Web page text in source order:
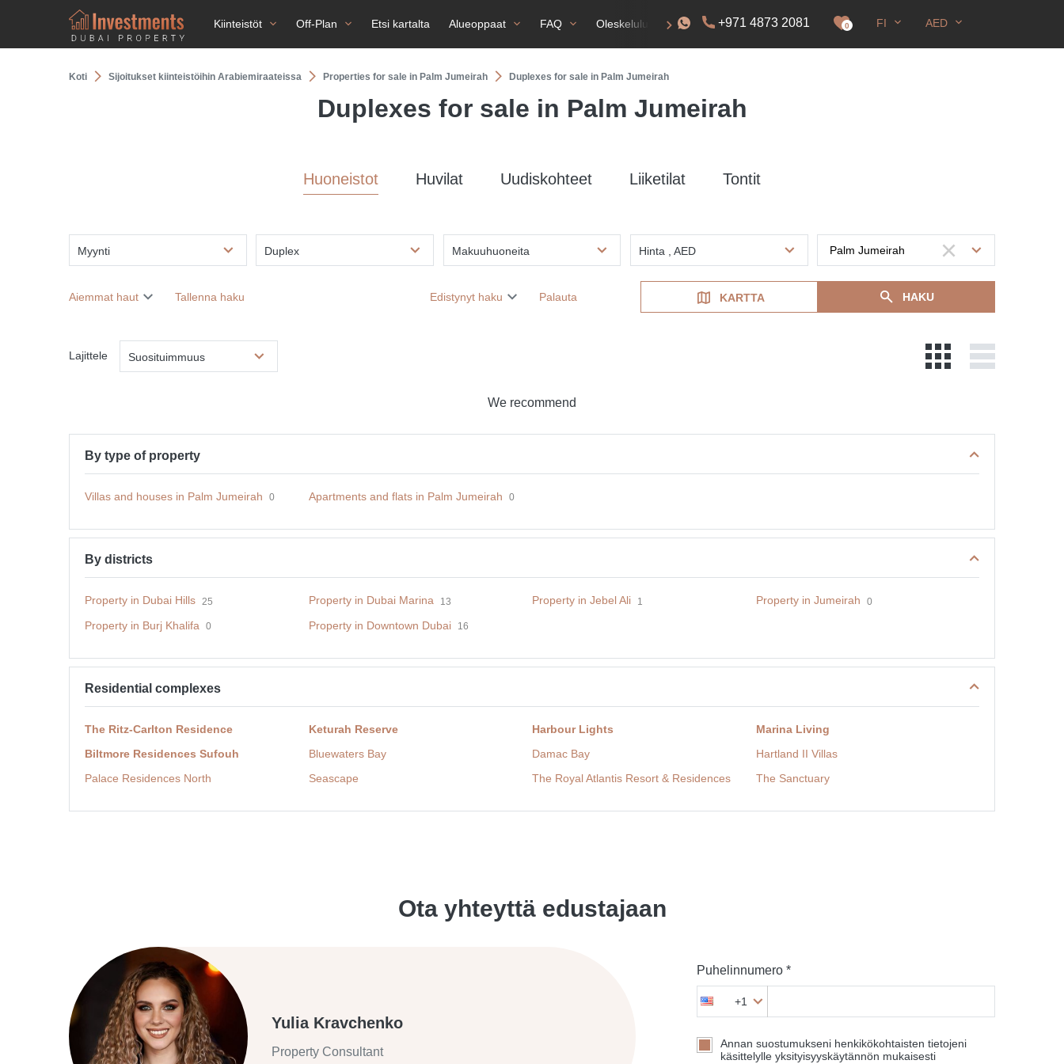
Kiinteistöt Off-Plan Etsi kartalta Alueoppaat FAQ Oleskelulupa +971 4873 2081 0 FI AED
Koti Sijoitukset kiinteistöihin Arabiemiraateissa Properties for sale in Palm Jumeirah Duplexes for sale in Palm Jumeirah
Duplexes for sale in Palm Jumeirah
Huoneistot Huvilat Uudiskohteet Liiketilat Tontit
Myynti Duplex Makuuhuoneita Hinta , AED
Aiemmat haut Tallenna haku Edistynyt haku Palauta KARTTA HAKU
Lajittele Suosituimmuus
We recommend
By type of property
Villas and houses in Palm Jumeirah 0 Apartments and flats in Palm Jumeirah 0
By districts
Property in Dubai Hills 25 Property in Dubai Marina 13 Property in Jebel Ali 1 Property in Jumeirah 0
Property in Burj Khalifa 0 Property in Downtown Dubai 16
Residential complexes
The Ritz-Carlton Residence Keturah Reserve Harbour Lights
Marina Living
Biltmore Residences Sufouh
Bluewaters Bay Damac Bay
Hartland II Villas
Palace Residences North
Seascape The Royal Atlantis Resort & Residences The Sanctuary
Ota yhteyttä edustajaan
Yulia Kravchenko
Property Consultant
Puhelinnumero *
+1
Annan suostumukseni henkikökohtaisten tietojeni
käsittelylle yksityisyyskäytännön mukaisesti